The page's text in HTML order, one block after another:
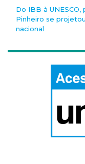
Do IBB à
Pinheiro se
nacional